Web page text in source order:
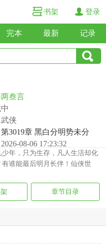
书架 登录
完本 最新 记录
叁言
侠
第3019章 黑白分明势未分
08-06 17:23:32
年，只为生存，凡人生活却化
谁能最后明月长伴！仙侠世
章节目录